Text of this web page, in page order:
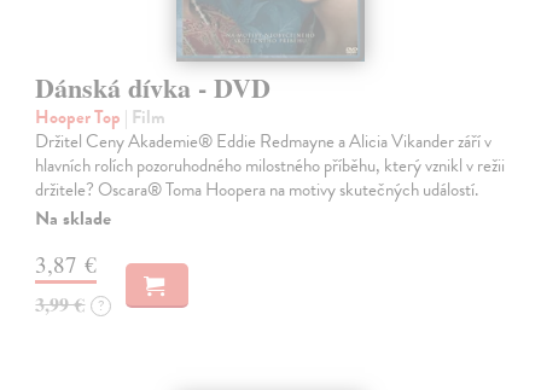
Dánská dívka - DVD
Hooper Top | Film
Držitel Ceny Akademie® Eddie Redmayne a Alicia Vikander září v
hlavních rolích pozoruhodného milostného příběhu, který vznikl v režii
držitele? Oscara® Toma Hoopera na motivy skutečných událostí.
Na sklade
3,87 €
3,99 € ?